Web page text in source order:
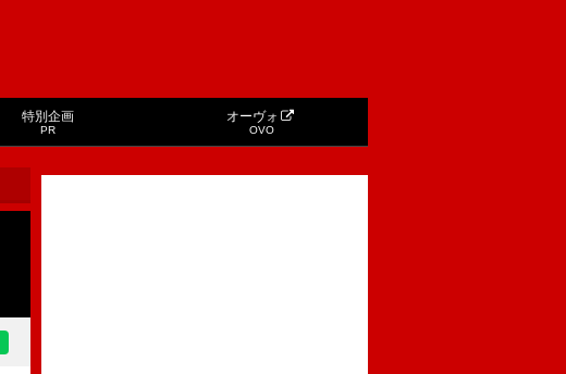
特別企画
PR
オーヴォ
OVO